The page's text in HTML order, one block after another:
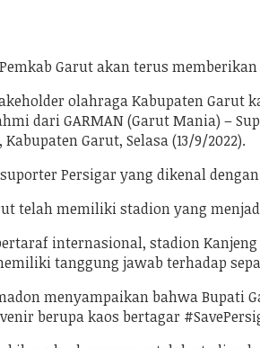
Garut akan terus
olahraga Kabupaten
dari GARMAN (Garut Mania) –
Garut, Selasa (13/9/2022).
Persigar yang dikenal dengan
telah memiliki stadion yang
internasional, stadion
tanggung jawab terhadap
menyampaikan bahwa
berupa kaos bertagar